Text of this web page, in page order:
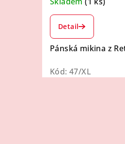
Průměrné
hodnocení
produktu
je
z
Detail
Pánská mikina z
Kód: 47/XL